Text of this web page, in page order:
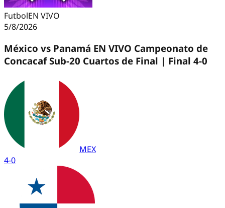
FutbolEN VIVO
5/8/2026
México vs Panamá EN VIVO Campeonato de
Concacaf Sub-20 Cuartos de Final | Final 4-0
MEX
4-0